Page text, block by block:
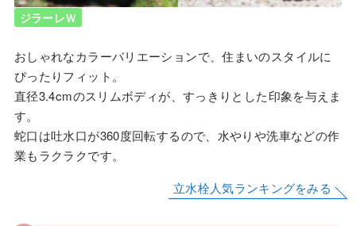
ジラーレＷ
おしゃれなカラーバリエーションで、住まいのスタイルに
ぴったりフィット。
直径3.4cmのスリムボディが、すっきりとした印象を与えま
す。
蛇口は吐水口が360度回転するので、水やりや洗車などの作
業もラクラクです。
立水栓人気ランキングをみる